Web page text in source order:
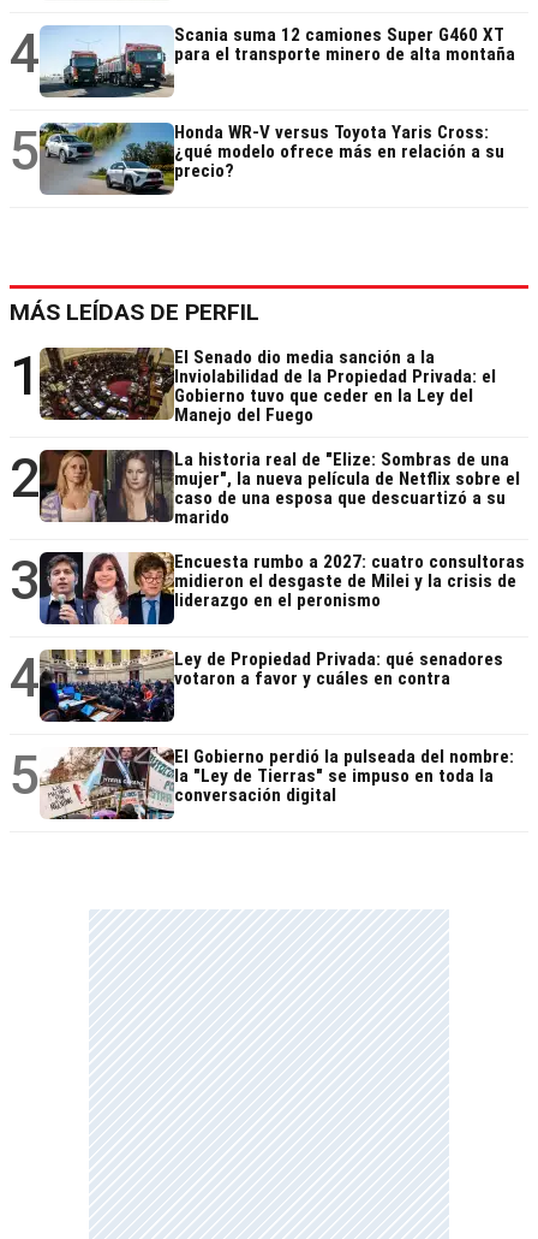
4
Scania suma 12 camiones Super G460 XT
para el transporte minero de alta montaña
5
Honda WR-V versus Toyota Yaris Cross:
¿qué modelo ofrece más en relación a su
precio?
MÁS LEÍDAS DE PERFIL
1
El Senado dio media sanción a la
Inviolabilidad de la Propiedad Privada: el
Gobierno tuvo que ceder en la Ley del
Manejo del Fuego
2
La historia real de "Elize: Sombras de una
mujer", la nueva película de Netflix sobre el
caso de una esposa que descuartizó a su
marido
3
Encuesta rumbo a 2027: cuatro consultoras
midieron el desgaste de Milei y la crisis de
liderazgo en el peronismo
4
Ley de Propiedad Privada: qué senadores
votaron a favor y cuáles en contra
5
El Gobierno perdió la pulseada del nombre:
la "Ley de Tierras" se impuso en toda la
conversación digital